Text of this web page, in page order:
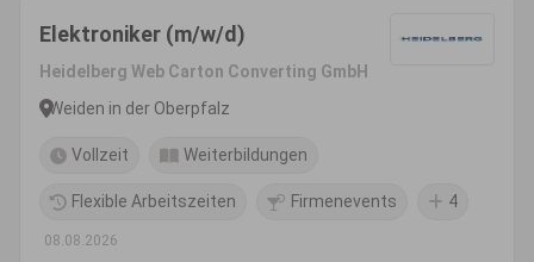
Elektroniker (m/w/d)
Heidelberg Web Carton Converting GmbH
Weiden in der Oberpfalz
Vollzeit Weiterbildungen
Flexible Arbeitszeiten Firmenevents 4
08.08.2026